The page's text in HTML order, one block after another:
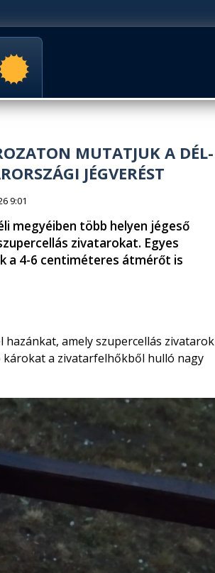
MUTATJUK A DÉL-
JÉGVERÉST
9:01
megyéiben több helyen jégeső
zivatarokat. Egyes
a 4-6 centiméteres átmérőt is
amely szupercellás zivatarok
a zivatarfelhőkből hulló nagy